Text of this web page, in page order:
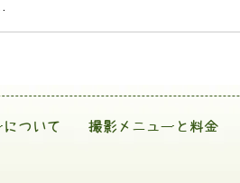
ついて 撮影メニューと料金